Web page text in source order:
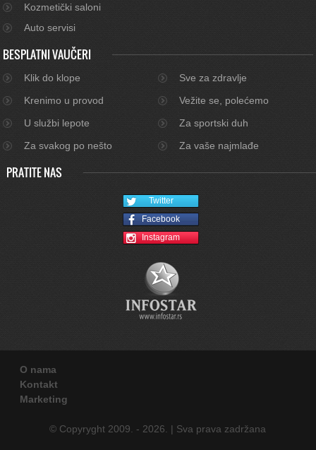
Kozmetički saloni
Auto servisi
BESPLATNI VAUČERI
Klik do klope
Sve za zdravlje
Krenimo u provod
Vežite se, polećemo
U službi lepote
Za sportski duh
Za svakog po nešto
Za vaše najmlađe
PRATITE NAS
Twitter
Facebook
Instagram
O nama
Kontakt
Marketing
© Copyryght 2009. - 2026. | Sva prava zadržana